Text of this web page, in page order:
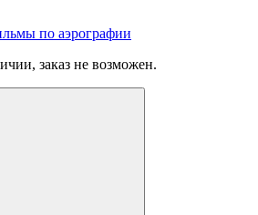
по аэрографии
заказ не возможен.